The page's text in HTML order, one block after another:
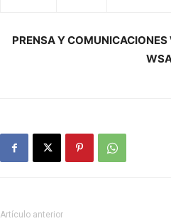
PRENSA Y
Artículo anterior